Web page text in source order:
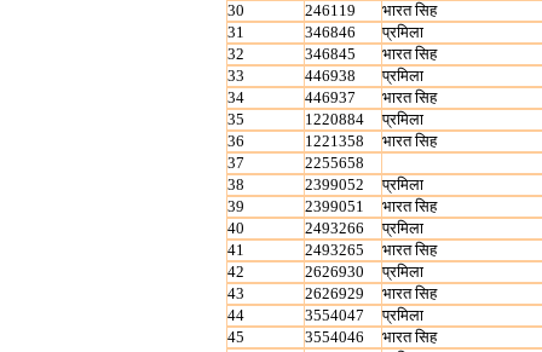
30
246119
भारत सिह
31
346846
प्रमिला
32
346845
भारत सिह
33
446938
प्रमिला
34
446937
भारत सिह
35
1220884
प्रमिला
36
1221358
भारत सिह
37
2255658
38
2399052
प्रमिला
39
2399051
भारत सिह
40
2493266
प्रमिला
41
2493265
भारत सिह
42
2626930
प्रमिला
43
2626929
भारत सिह
44
3554047
प्रमिला
45
3554046
भारत सिह